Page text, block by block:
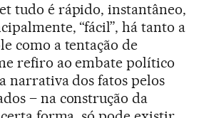
tudo é rápido, instantâneo,
“fácil”, há tanto a
como a tentação de
refiro ao embate político
narrativa dos fatos pelos
– na construção da